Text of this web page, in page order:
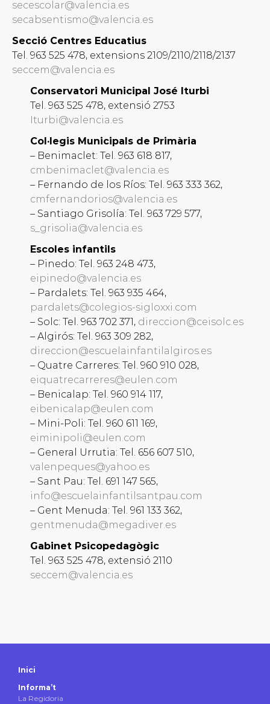
secescolar@valencia.es
secabsentismo@valencia.es
Secció Centres Educatius
Tel. 963 525 478, extensions 2109/2110/2118/2137
seccem@valencia.es
Conservatori Municipal José Iturbi
Tel. 963 525 478, extensió 2753
Iturbi@valencia.es
Col·legis Municipals de Primària
– Benimaclet: Tel. 963 618 817,
cmbenimaclet@valencia.es
– Fernando de los Ríos: Tel. 963 333 362,
cmfernandorios@valencia.es
– Santiago Grisolía: Tel. 963 729 577,
s_grisolia@valencia.es
Escoles infantils
– Pinedo: Tel. 963 248 473,
eipinedo@valencia.es
– Pardalets: Tel. 963 935 464,
pardalets@colegios-sigloxxi.com
– Solc: Tel. 963 702 371, direccion@ceisolc.es
– Algirós: Tel. 963 309 282,
direccion@escuelainfantilalgiros.es
– Quatre Carreres: Tel. 960 910 028,
eiquatrecarreres@eulen.com
– Benicalap: Tel. 960 914 117,
eibenicalap@eulen.com
– Mini-Poli: Tel. 960 611 169,
eiminipoli@eulen.com
– General Urrutia: Tel. 656 607 510,
valenpeques@yahoo.es
– Sant Pau: Tel. 691 147 565,
info@escuelainfantilsantpau.com
– Gent Menuda: Tel. 961 133 362,
gentmenuda@megadiver.es
Gabinet Psicopedagògic
Tel. 963 525 478, extensió 2110
seccem@valencia.es
Inici
Informa’t
La Regidoria